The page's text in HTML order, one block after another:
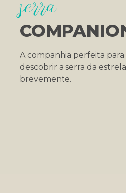
A companhia perfeita para
descobrir a serra da
brevemente.